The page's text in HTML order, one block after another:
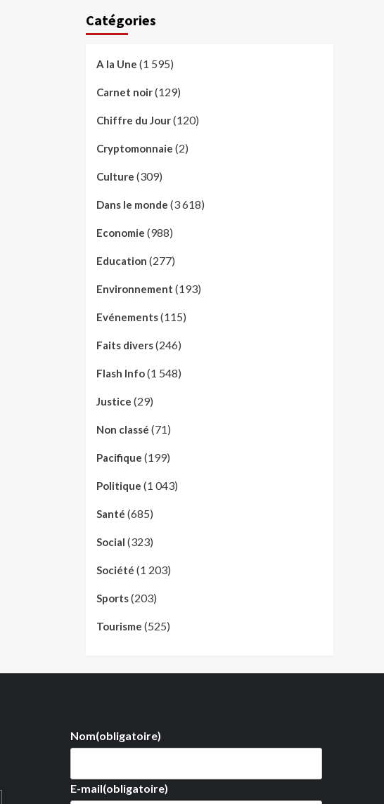
Catégories
A la Une (1 595)
Carnet noir(129)
Chiffre du Jour(120)
Cryptomonnaie (2)
Culture (309)
Dans le monde (3 618)
Economie (988)
Education (277)
Environnement (193)
Evénements(115)
Faits divers(246)
Flash Info(1 548)
Justice (29)
Non classé (71)
Pacifique (199)
Politique (1 043)
Santé (685)
Social (323)
Société (1 203)
Sports(203)
Tourisme (525)
Nom(obligatoire)
E-mail(obligatoire)